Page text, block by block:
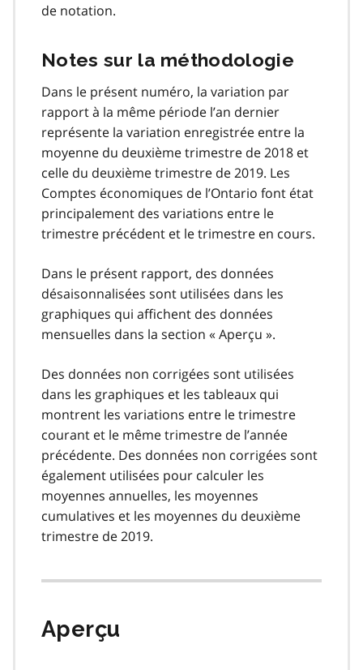
de notation.
Notes sur la méthodologie
Dans le présent numéro, la variation par
rapport à la même période l’an dernier
représente la variation enregistrée entre la
moyenne du deuxième trimestre de 2018 et
celle du deuxième trimestre de 2019. Les
Comptes économiques de l’Ontario font état
principalement des variations entre le
trimestre précédent et le trimestre en cours.
Dans le présent rapport, des données
désaisonnalisées sont utilisées dans les
graphiques qui affichent des données
mensuelles dans la section « Aperçu ».
Des données non corrigées sont utilisées
dans les graphiques et les tableaux qui
montrent les variations entre le trimestre
courant et le même trimestre de l’année
précédente. Des données non corrigées sont
également utilisées pour calculer les
moyennes annuelles, les moyennes
cumulatives et les moyennes du deuxième
trimestre de 2019.
Aperçu